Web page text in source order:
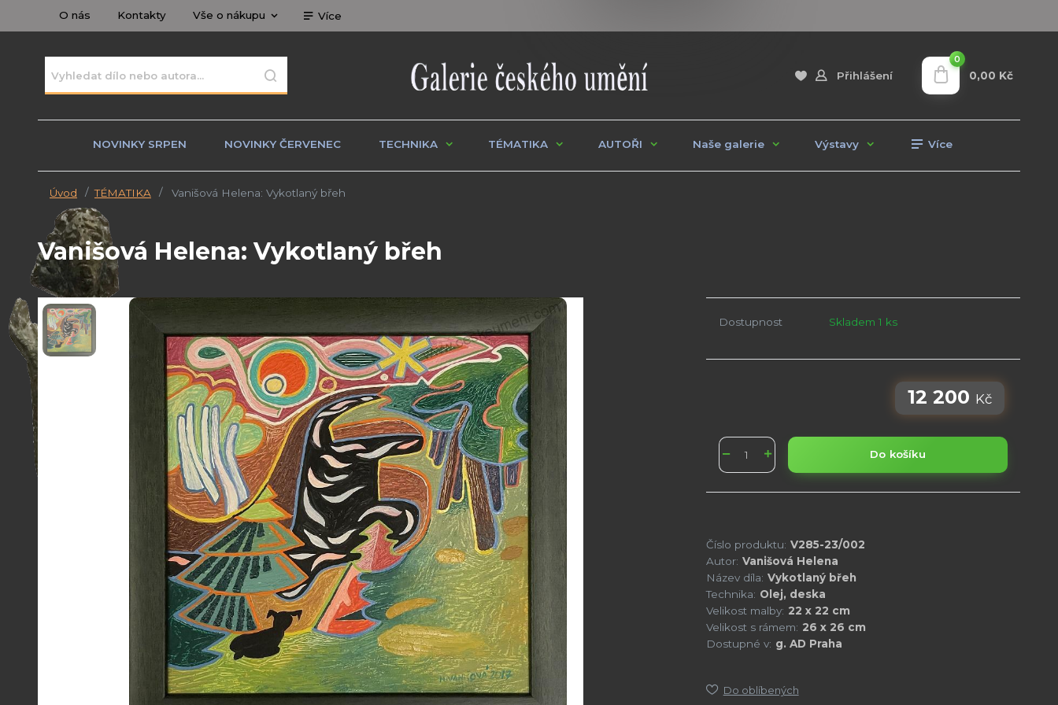
O nás Kontakty Vše o nákupu Více
Přihlášení
0
0,00 Kč
NOVINKY SRPEN NOVINKY ČERVENEC TECHNIKA TÉMATIKA AUTOŘI Naše galerie Výstavy Více
Úvod TÉMATIKA Vanišová Helena: Vykotlaný břeh
Vanišová Helena: Vykotlaný břeh
Dostupnost Skladem 1 ks
12 200 Kč
Do košíku
Číslo produktu: V285-23/002
Autor: Vanišová Helena
Název díla: Vykotlaný břeh
Technika: Olej, deska
Velikost malby: 22 x 22 cm
Velikost s rámem: 26 x 26 cm
Dostupné v: g. AD Praha
Do oblíbených